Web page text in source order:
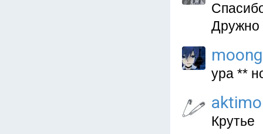
Дружно
ура **
aktimo
Крутье